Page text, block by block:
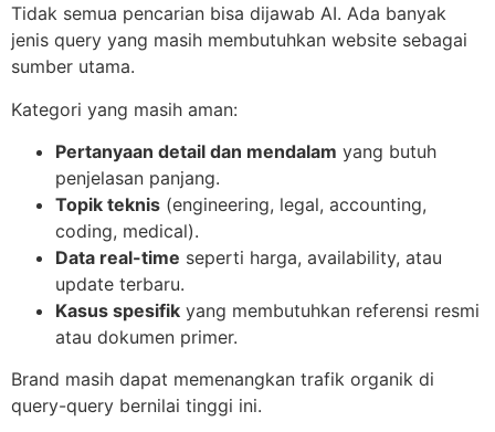
Tidak semua pencarian bisa dijawab AI. Ada banyak
jenis query yang masih membutuhkan website sebagai
sumber utama.
Kategori yang masih aman:
Pertanyaan detail dan mendalam yang butuh
penjelasan panjang.
Topik teknis (engineering, legal, accounting,
coding, medical).
Data real-time seperti harga, availability, atau
update terbaru.
Kasus spesifik yang membutuhkan referensi resmi
atau dokumen primer.
Brand masih dapat memenangkan trafik organik di
query-query bernilai tinggi ini.